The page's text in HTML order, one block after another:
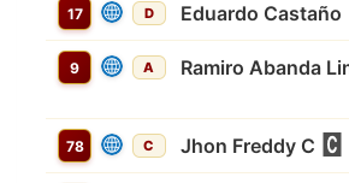
17 D Eduardo Castaño
9 A Ramiro Abanda
78 C Jhon Freddy C